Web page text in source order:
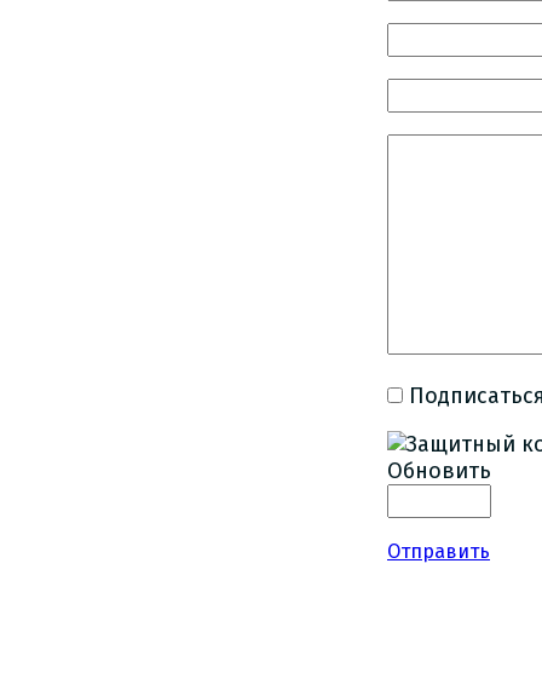
Обновить
Отправить